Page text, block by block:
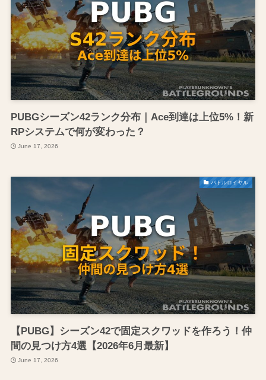
PUBGシーズン42ランク分布｜Ace到達は上位5%！新
RPシステムで何が変わった？
June 17, 2026
バトルロイヤル
【PUBG】シーズン42で固定スクワッドを作ろう！仲
間の見つけ方4選【2026年6月最新】
June 17, 2026